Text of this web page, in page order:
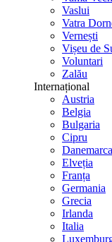
Vaslui
Vatra
Vernești
Vișeu de
Voluntari
Zalău
Internațional
Austria
Belgia
Bulgaria
Cipru
Danemarca
Elveția
Franța
Germania
Grecia
Irlanda
Italia